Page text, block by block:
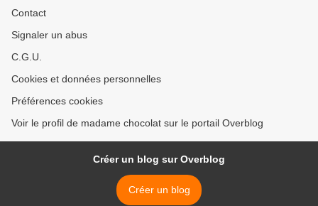
Contact
Signaler un abus
C.G.U.
Cookies et données personnelles
Préférences cookies
Voir le profil de madame chocolat sur le portail Overblog
Créer un blog sur Overblog
Créer un blog